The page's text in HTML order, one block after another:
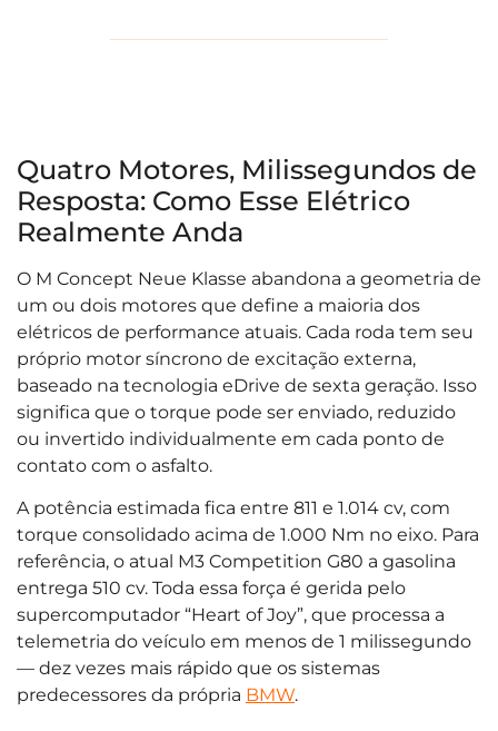
Quatro Motores, Milissegundos de
Resposta: Como Esse Elétrico
Realmente Anda
O M Concept Neue Klasse abandona a geometria de
um ou dois motores que define a maioria dos
elétricos de performance atuais. Cada roda tem seu
próprio motor síncrono de excitação externa,
baseado na tecnologia eDrive de sexta geração. Isso
significa que o torque pode ser enviado, reduzido
ou invertido individualmente em cada ponto de
contato com o asfalto.
A potência estimada fica entre 811 e 1.014 cv, com
torque consolidado acima de 1.000 Nm no eixo. Para
referência, o atual M3 Competition G80 a gasolina
entrega 510 cv. Toda essa força é gerida pelo
supercomputador “Heart of Joy”, que processa a
telemetria do veículo em menos de 1 milissegundo
— dez vezes mais rápido que os sistemas
predecessores da própria BMW.